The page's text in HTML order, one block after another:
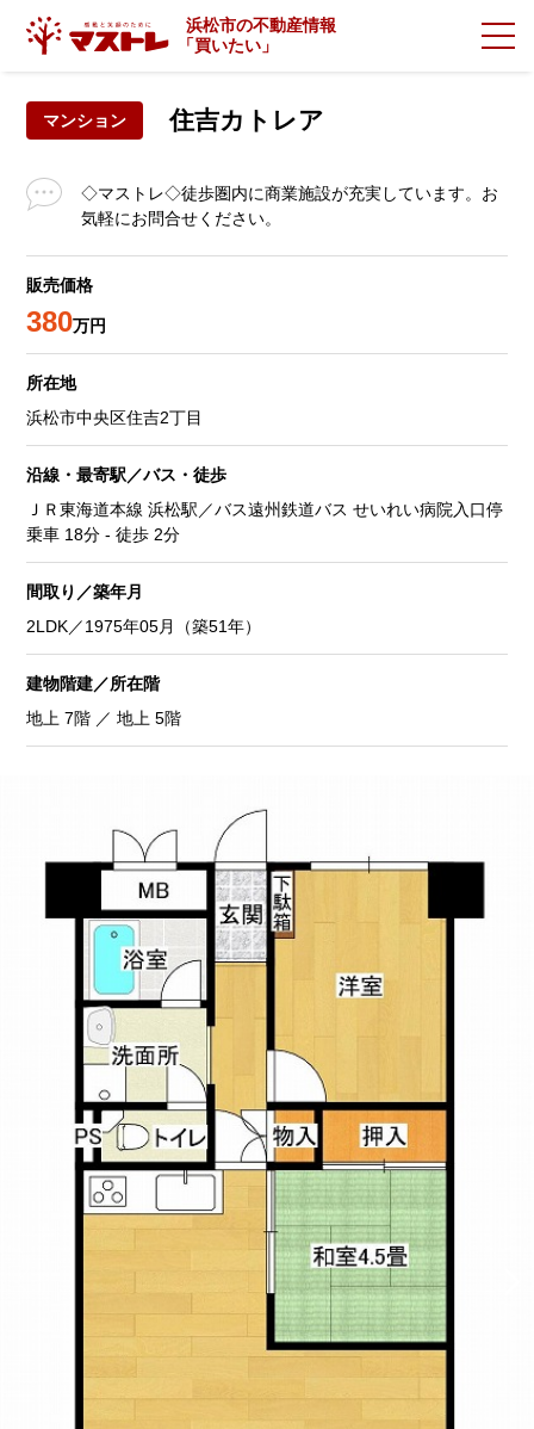
浜松市の不動産情報
「買いたい」
マンション 住吉カトレア
◇マストレ◇徒歩圏内に商業施設が充実しています。お
気軽にお問合せください。
販売価格
380万円
所在地
浜松市中央区住吉2丁目
沿線・最寄駅／バス・徒歩
ＪＲ東海道本線 浜松駅／バス遠州鉄道バス せいれい病院入口停
乗車 18分 - 徒歩 2分
間取り／築年月
2LDK／1975年05月（築51年）
建物階建／所在階
地上 7階 ／ 地上 5階